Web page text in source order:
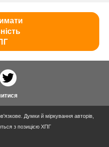
Думки й міркування авторів,
з позицією ХПГ